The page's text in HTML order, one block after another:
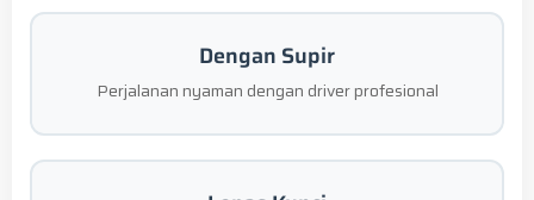
Dengan Supir
Perjalanan nyaman dengan driver profesional